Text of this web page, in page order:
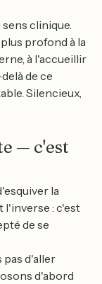
clinique.
profond à la
à l'accueillir
de ce
Silencieux,
— c'est
la
l'inverse : c'est
de se
d'aller
d'abord